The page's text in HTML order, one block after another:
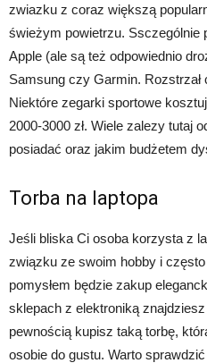
zwiazku z coraz większą
świeżym powietrzu. Ssczególnie
Apple (ale są też odpowiednio
Samsung czy Garmin. Rozstrzał
Niektóre zegarki sportowe
2000-3000 zł. Wiele zalezy tutaj
posiadać oraz jakim budżetem
Torba na laptopa
Jeśli bliska Ci osoba korzysta z
związku ze swoim hobby i
pomysłem będzie zakup
sklepach z elektroniką
pewnością kupisz taką torbę,
osobie do gustu. Warto